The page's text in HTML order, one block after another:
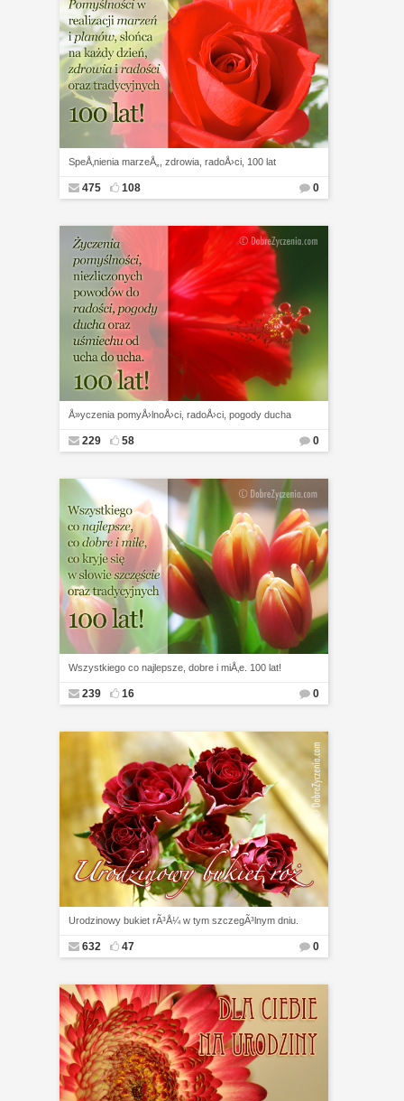
SpeÅ‚nienia marzeÅ„, zdrowia, radoÅ›ci, 100 lat
475 108 0
Å»yczenia pomyÅ›lnoÅ›ci, radoÅ›ci, pogody ducha
229 58 0
Wszystkiego co najlepsze, dobre i miÅ‚e. 100 lat!
239 16 0
Urodzinowy bukiet rÃ³Å¼ w tym szczegÃ³lnym dniu.
632 47 0